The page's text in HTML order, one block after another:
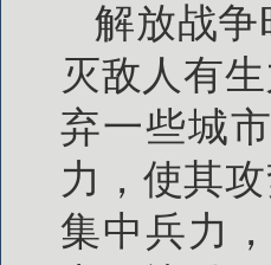
解放战
灭敌人有
弃一些城
力，使其
集中兵力